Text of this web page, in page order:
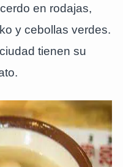
en rodajas,
y cebollas verdes.
tienen su